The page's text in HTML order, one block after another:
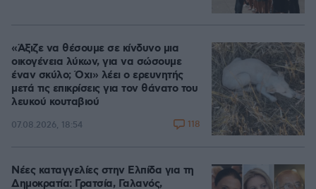
«Άξιζε να θέσουμε σε κίνδυνο μια
οικογένεια λύκων, για να σώσουμε
έναν σκύλο; Όχι» λέει ο ερευνητής
μετά τις επικρίσεις για τον θάνατο του
λευκού κουταβιού
07.08.2026, 18:54 118
Νέες καταγγελίες στην Ελπίδα για τη
Δημοκρατία: Γρατσία, Γαλανός,